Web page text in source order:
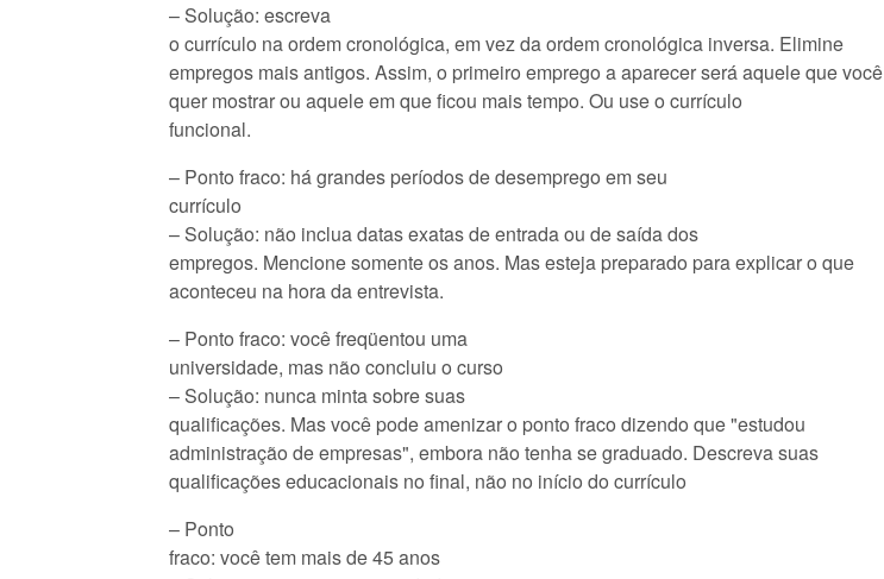
– Solução: escreva
o currículo na ordem cronológica, em vez da ordem cronológica inversa. Elimine
empregos mais antigos. Assim, o primeiro emprego a aparecer será aquele que você
quer mostrar ou aquele em que ficou mais tempo. Ou use o currículo
funcional.
– Ponto fraco: há grandes períodos de desemprego em seu
currículo
– Solução: não inclua datas exatas de entrada ou de saída dos
empregos. Mencione somente os anos. Mas esteja preparado para explicar o que
aconteceu na hora da entrevista.
– Ponto fraco: você freqüentou uma
universidade, mas não concluiu o curso
– Solução: nunca minta sobre suas
qualificações. Mas você pode amenizar o ponto fraco dizendo que "estudou
administração de empresas", embora não tenha se graduado. Descreva suas
qualificações educacionais no final, não no início do currículo
– Ponto
fraco: você tem mais de 45 anos